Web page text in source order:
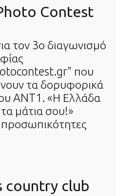
Contest
τον 3ο διαγωνισμό
που
τα δορυφορικά
ANT1. «Η Ελλάδα
μάτια σου!»
country club